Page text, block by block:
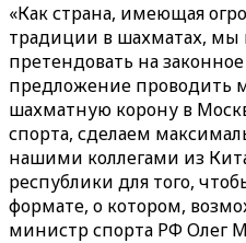
«Как страна, имеющая
традиции в шахматах,
претендовать на
предложение проводить
шахматную корону в
спорта, сделаем
нашими коллегами из
республики для того,
формате, о котором,
министр спорта РФ Олег